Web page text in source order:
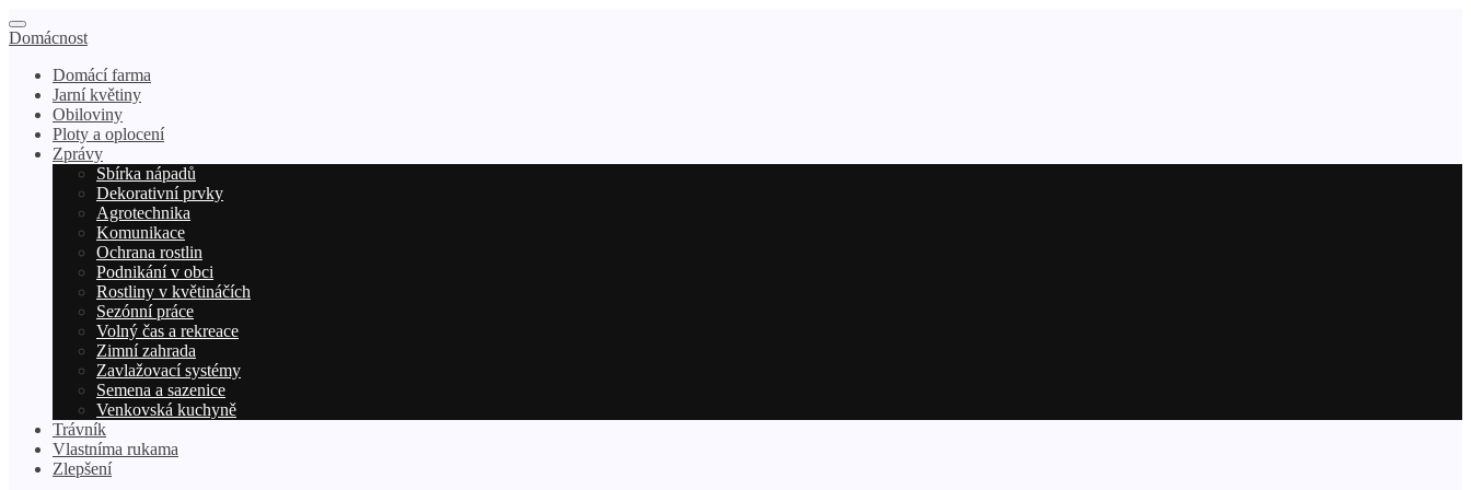
Domácnost
Domácí farma
Jarní květiny
Obiloviny
Ploty a oplocení
Zprávy
Sbírka nápadů
Dekorativní prvky
Agrotechnika
Komunikace
Ochrana rostlin
Podnikání v obci
Rostliny v květináčích
Sezónní práce
Volný čas a rekreace
Zimní zahrada
Zavlažovací systémy
Semena a sazenice
Venkovská kuchyně
Trávník
Vlastníma rukama
Zlepšení